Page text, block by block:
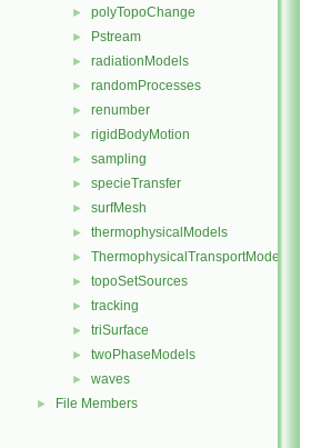
► polyTopoChange
► Pstream
► radiationModels
► randomProcesses
► renumber
► rigidBodyMotion
► sampling
► specieTransfer
► surfMesh
► thermophysicalModels
► ThermophysicalTransportModels
► topoSetSources
► tracking
► triSurface
► twoPhaseModels
► waves
► File Members